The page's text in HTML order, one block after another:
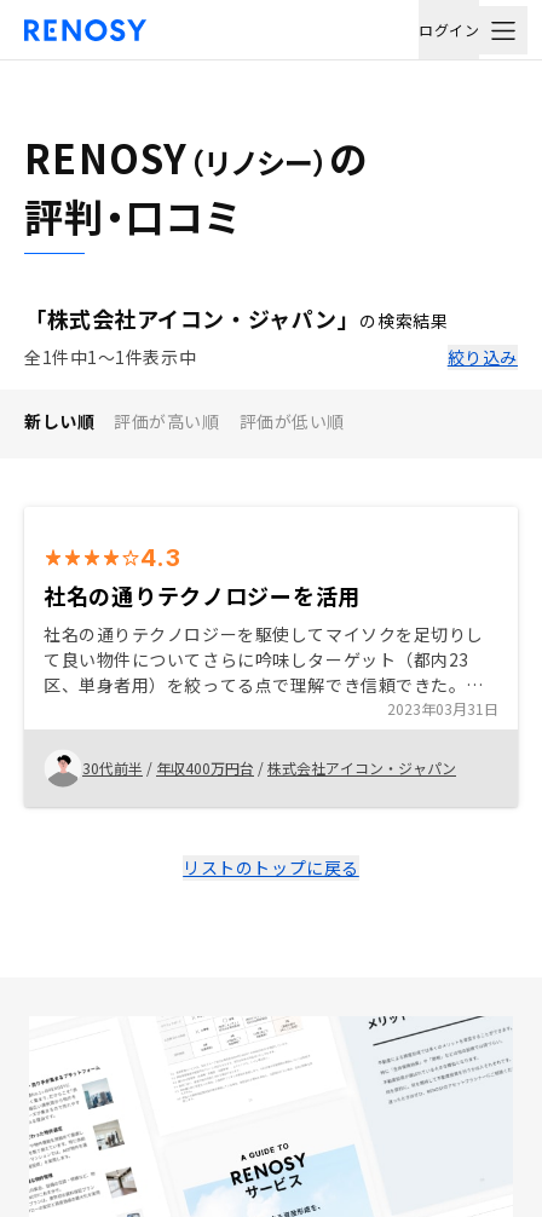
ログイン
RENOSY （リノシー） の
評判・口コミ
「株式会社アイコン・ジャパン」 の検索結果
全1件中1〜1件表示中
絞り込み
新しい順 評価が高い順 評価が低い順
4.3
社名の通りテクノロジーを活用
社名の通りテクノロジーを駆使してマイソクを足切りし
て良い物件についてさらに吟味しターゲット（都内23
区、単身者用）を絞ってる点で理解でき信頼できた。立
地についても合理的なので人口減少のなかでも空室リス
クを抑えられると感じれた。（空室保証ありでの契約で
はあるが…）
2023年03月31日
30代前半 / 年収400万円台 /株式会社アイコン・ジャパン
リストのトップに戻る